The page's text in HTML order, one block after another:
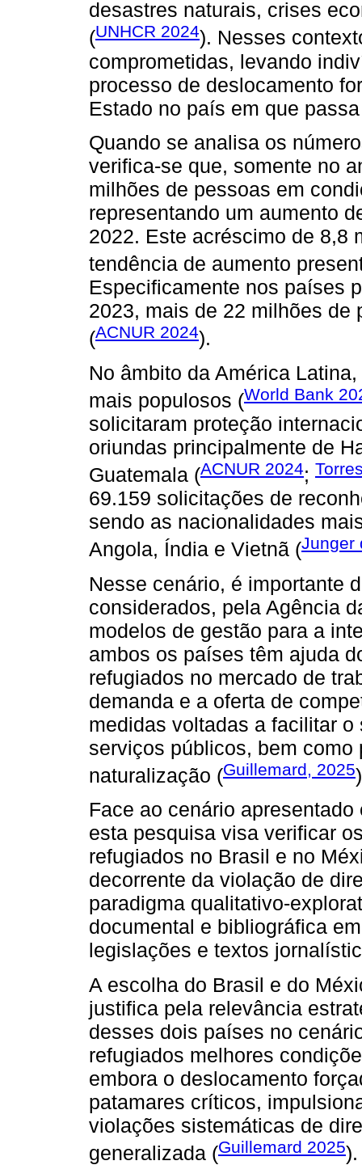
desastres naturais, crises
(UNHCR 2024). Nesses
comprometidas, levando
processo de deslocamento
Estado no país em que
Quando se analisa os
verifica-se que, somente no
milhões de pessoas em
representando um aumento
2022. Este acréscimo de 8,8
tendência de aumento
Especificamente nos países
2023, mais de 22 milhões de
(ACNUR 2024).
No âmbito da América
mais populosos (World Bank
solicitaram proteção
oriundas principalmente de
Guatemala (ACNUR 2024;
69.159 solicitações de
sendo as nacionalidades
Angola, Índia e Vietnã (Junger
Nesse cenário, é importante
considerados, pela Agência
modelos de gestão para a
ambos os países têm ajuda
refugiados no mercado de
demanda e a oferta de
medidas voltadas a facilitar
serviços públicos, bem
naturalização (Guillemard, 2025
Face ao cenário
esta pesquisa visa verificar
refugiados no Brasil e no
decorrente da violação de
paradigma qualitativo-
documental e bibliográfica
legislações e textos
A escolha do Brasil e do
justifica pela relevância
desses dois países no
refugiados melhores
embora o deslocamento
patamares críticos,
violações sistemáticas de
generalizada (Guillemard 2025).